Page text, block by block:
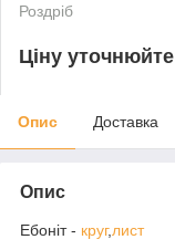
Роздріб
Ціну уточнюйте
Опис Доставка
Опис
Ебоніт - круг,лист